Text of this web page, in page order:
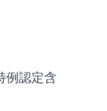
例認定含